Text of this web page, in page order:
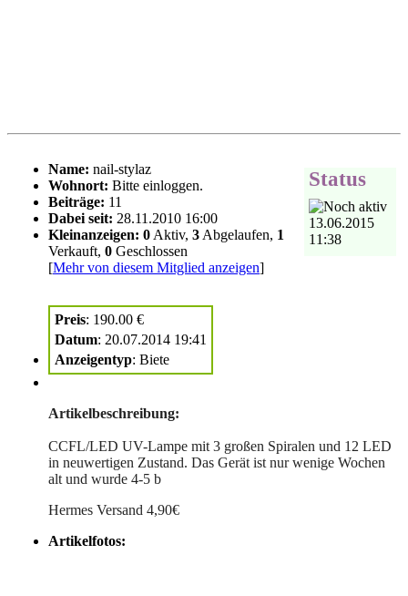
Status
13.06.2015
11:38
Name: nail-stylaz
Wohnort:
Beiträge: 11
Dabei seit: 28.11.2010 16:00
Kleinanzeigen: 0 Aktiv, 3 Abgelaufen, 1
Verkauft, 0 Geschlossen
[Mehr von diesem Mitglied anzeigen]
Preis: 190.00 €
Datum: 20.07.2014 19:41
Anzeigentyp: Biete
Artikelbeschreibung:
CCFL/LED UV-Lampe mit 3 großen Spiralen und 12 LED
in neuwertigen Zustand. Das Gerät ist nur wenige Wochen
alt und wurde 4-5 b
Hermes Versand 4,90€
Artikelfotos: